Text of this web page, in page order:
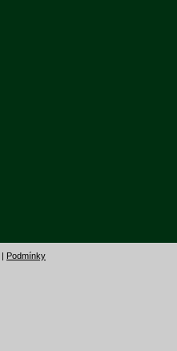
| Podmínky